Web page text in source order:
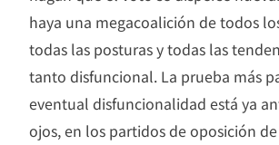
haya una megacoalición de todos
todas las posturas y todas las
tanto disfuncional. La prueba más
eventual disfuncionalidad está ya
ojos, en los partidos de oposición